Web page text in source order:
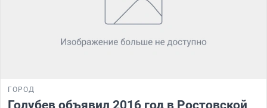
ГОРОД
Голубев объявил 2016 год в Ростовской